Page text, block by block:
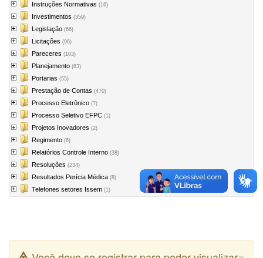
Instruções Normativas (16)
Investimentos (359)
Legislação (66)
Licitações (96)
Pareceres (103)
Planejamento (83)
Portarias (55)
Prestação de Contas (470)
Processo Eletrônico (7)
Processo Seletivo EFPC (1)
Projetos Inovadores (2)
Regimento (6)
Relatórios Controle Interno (38)
Resoluções (234)
Resultados Perícia Médica (8)
Telefones setores Issem (1)